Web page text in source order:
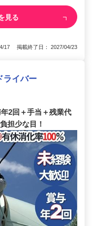
見る
17 掲載終了日： 2027/04/23
ライバー
2回＋手当＋残業代
担少な目！